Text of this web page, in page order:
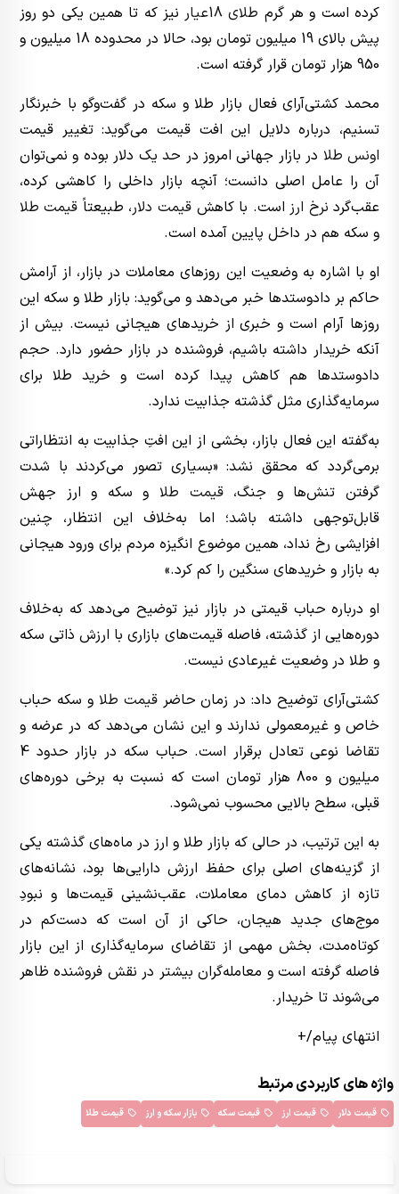
کرده است و هر گرم طلای 18عیار
نیز که تا همین یکی دو روز
پیش بالای 19 میلیون تومان بود، حالا در محدوده 18 میلیون و
950 هزار تومان قرار گرفته است.
محمد کشتی‌آرای فعال بازار طلا و سکه در گفت‌وگو با خبرنگار
تسنیم، درباره دلایل این افت قیمت می‌گوید: تغییر قیمت
اونس طلا در بازار جهانی امروز در حد یک دلار بوده و نمی‌توان
آن را عامل اصلی دانست؛ آنچه بازار داخلی را کاهشی کرده،
عقب‌گرد نرخ ارز است. با کاهش قیمت دلار، طبیعتاً قیمت طلا
و سکه هم در داخل پایین آمده است.
او با اشاره به وضعیت این روزهای معاملات در بازار، از آرامش
حاکم بر دادوستدها خبر می‌دهد و می‌گوید: بازار طلا و سکه این
روزها آرام است و خبری از خریدهای هیجانی نیست. بیش از
آنکه خریدار داشته باشیم، فروشنده در بازار حضور دارد. حجم
دادوستدها هم کاهش پیدا کرده است و خرید طلا برای
سرمایه‌گذاری مثل گذشته جذابیت ندارد.
به‌گفته این فعال بازار، بخشی از این افتِ جذابیت به انتظاراتی
برمی‌گردد که محقق نشد: «بسیاری تصور می‌کردند با شدت
گرفتن تنش‌ها و جنگ،قیمت طلا و سکه و ارز جهش
قابل‌توجهی داشته باشد؛ اما به‌خلاف این انتظار، چنین
افزایشی رخ نداد، همین موضوع انگیزه مردم برای ورود هیجانی
به بازار و خریدهای سنگین را کم کرد.»
او درباره حباب قیمتی در بازار نیز توضیح می‌دهد که به‌خلاف
دوره‌هایی از گذشته، فاصله قیمت‌های بازاری با ارزش ذاتی سکه
و طلا در وضعیت غیرعادی نیست.
کشتی‌آرای توضیح داد: در زمان حاضرقیمت طلا و سکه حباب
خاص و غیرمعمولی ندارند و این نشان می‌دهد که در عرضه و
تقاضا نوعی تعادل برقرار است. حباب سکه در بازار حدود 4
میلیون و 800 هزار تومان است که نسبت به برخی دوره‌های
قبلی، سطح بالایی محسوب نمی‌شود.
به این ترتیب، در حالی که بازار طلا و ارز در ماه‌های گذشته یکی
از گزینه‌های اصلی برای حفظ ارزش دارایی‌ها بود، نشانه‌های
تازه از کاهش دمای معاملات، عقب‌نشینی قیمت‌ها و نبودِ
موج‌های جدید هیجان، حاکی از آن است که دست‌کم در
کوتاه‌مدت، بخش مهمی از تقاضای سرمایه‌گذاری از این بازار
فاصله گرفته است و معامله‌گران بیشتر در نقش فروشنده ظاهر
می‌شوند تا خریدار.
انتهای پیام/+
واژه های کاربردی مرتبط
قیمت دلار قیمت ارز قیمت سکه بازار سکه و ارز قیمت طلا